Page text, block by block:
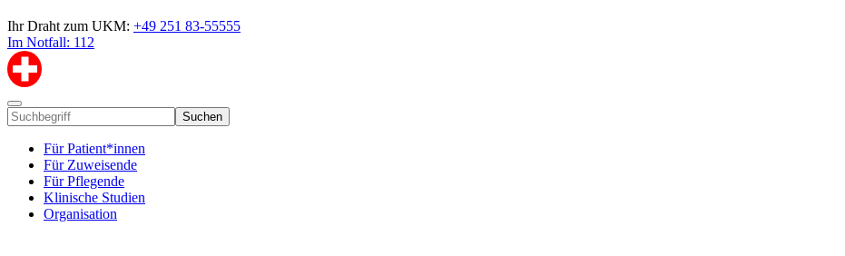
Ihr Draht zum UKM: +49 251 83-55555
Im Notfall: 112
Suchen
Für Patient*innen
Für Zuweisende
Für Pflegende
Klinische Studien
Organisation